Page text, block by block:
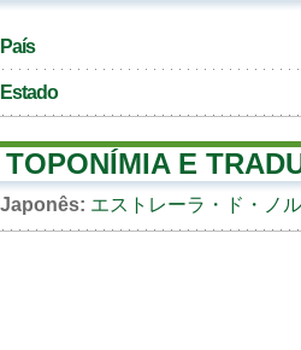
País
Estado
TOPONÍMIA E
Japonês: エストレーラ・ド・ノ